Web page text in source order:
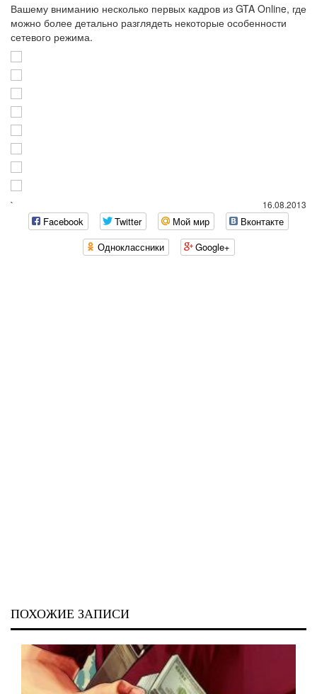
Вашему вниманию несколько первых кадров из GTA Online, где
можно более детально разглядеть некоторые особенности
сетевого режима.
16.08.2013
`
Facebook Twitter Мой мир
Вконтакте
Одноклассники
Google+
ПОХОЖИЕ ЗАПИСИ